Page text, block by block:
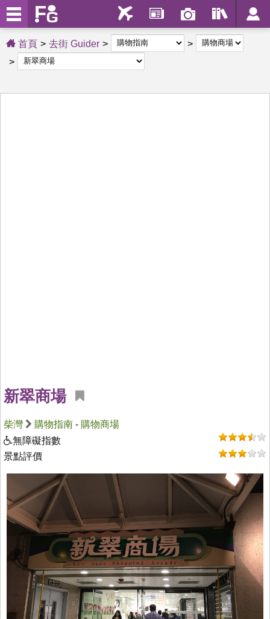
首頁 去街 Guider
新翠商場
柴灣 購物指南 - 購物商場
無障礙指數
景點評價